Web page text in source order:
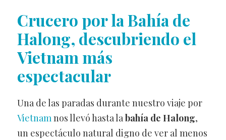
Crucero por la Bahía de
Halong, descubriendo el
Vietnam más
espectacular
Una de las paradas durante nuestro viaje por
Vietnamnos llevó hasta labahía de Halong,
un espectáculo natural digno de ver al menos